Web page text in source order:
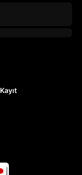
Kayıt